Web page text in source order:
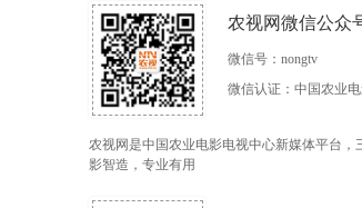
农视网微信公众
微信号：nongtv
微信认证：中国农业
农视网是中国农业电影电视中心新媒体平台，
影智造，专业有用